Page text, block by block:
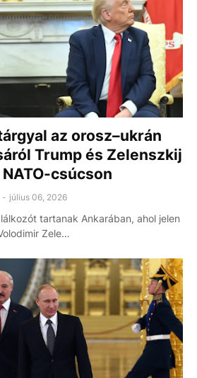
az orosz–ukrán
Trump és Zelenszkij
csúcson
- július 06, 2026
tartanak Ankarában, ahol jelen
Zele…